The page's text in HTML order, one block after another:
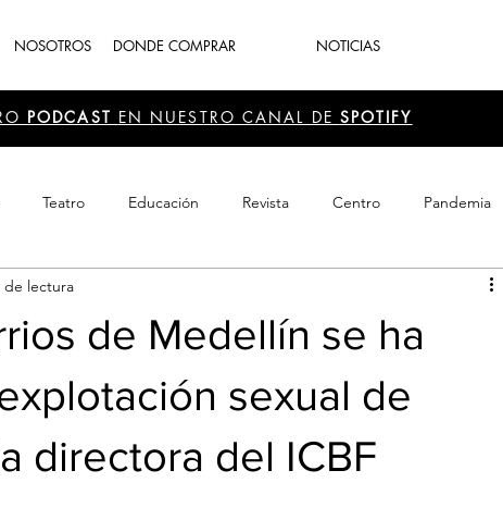
NOSOTROS DONDE COMPRAR NOTICIAS
PODCAST EN NUESTRO CANAL DE SPOTIFY
Teatro Educación Revista Centro Pandemia
de Medellín se ha
sexual de
directora del ICBF
de lectura